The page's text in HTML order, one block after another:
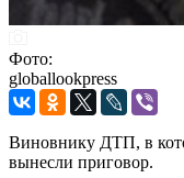
Фото:
globallookpress
Виновнику ДТП, в
вынесли приговор.